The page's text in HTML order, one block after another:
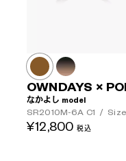
OWNDAYS ×
なかよし model
SR2010M-6A C1 /
¥12,800 税込